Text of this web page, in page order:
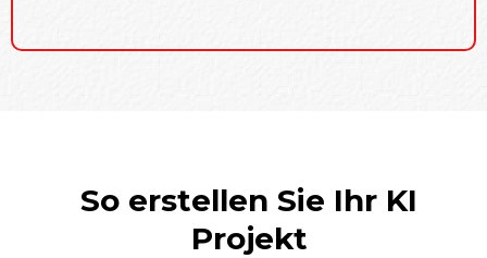
So erstellen Sie Ihr KI
Projekt